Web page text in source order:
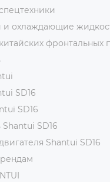
и охлаждающие
фронтальных
SD16
SD16
SD16
Shantui SD16